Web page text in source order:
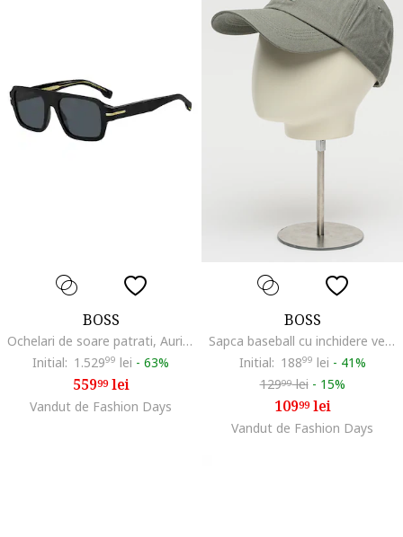
BOSS
Ochelari de soare patrati, Auriu/Negru
Initial: 1.52999 lei - 63%
55999lei
Vandut de Fashion Days
BOSS
Sapca baseball cu inchidere velcro Darrel, Gri verzui
Initial: 18899 lei - 41%
12999lei - 15%
10999lei
Vandut de Fashion Days